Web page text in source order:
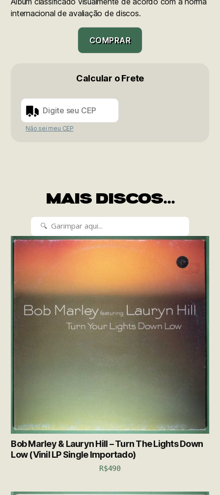
internacional de avaliação de discos.
COMPRAR
Calcular o Frete
Não sei meu CEP
MAIS DISCOS...
Bob Marley & Lauryn Hill – Turn The Lights Down
Low (Vinil LP Single Importado)
R$490